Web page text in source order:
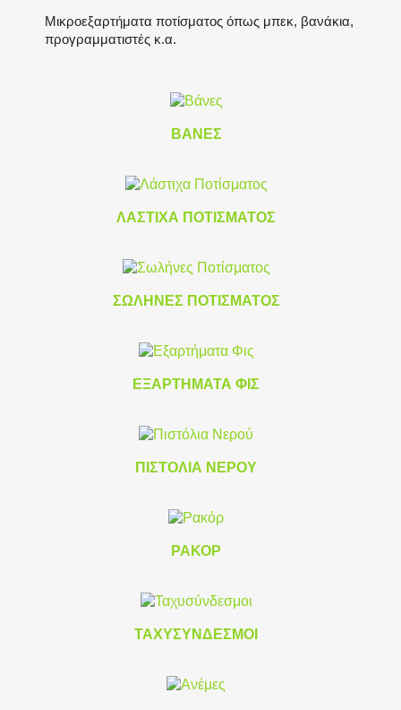
Μικροεξαρτήματα ποτίσματος όπως μπεκ, βανάκια,
προγραμματιστές κ.α.
ΒΆΝΕΣ
ΛΆΣΤΙΧΑ ΠΟΤΊΣΜΑΤΟΣ
ΣΩΛΉΝΕΣ ΠΟΤΊΣΜΑΤΟΣ
ΕΞΑΡΤΉΜΑΤΑ ΦΙΣ
ΠΙΣΤΌΛΙΑ ΝΕΡΟΎ
ΡΑΚΌΡ
ΤΑΧΥΣΎΝΔΕΣΜΟΙ